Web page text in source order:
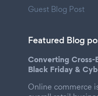
Guest Blog Post
Featured Blog
Converting Cross-
Black Friday &
Online commerce